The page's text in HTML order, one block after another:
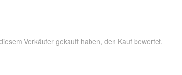
Verkäufer gekauft haben, den Kauf bewertet.